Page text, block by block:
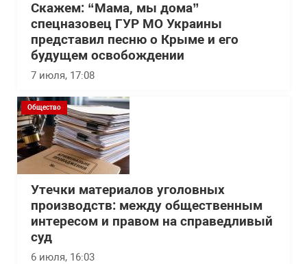
Скажем: “Мама, мы дома”
спецназовец ГУР МО Украины
представил песню о Крыме и его
будущем освобождении
7 июля, 17:08
Общество
Утечки материалов уголовных
производств: между общественным
интересом и правом на справедливый
суд
6 июля, 16:03